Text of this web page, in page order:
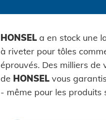
HONSEL a en stock une
à riveter pour tôles
éprouvés. Des milliers
de HONSEL vous
- même pour les produits